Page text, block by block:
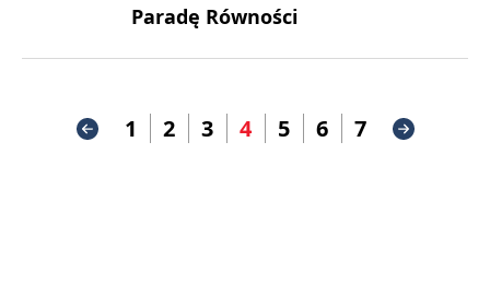
Paradę Równości
1 2 3 4 5 6 7